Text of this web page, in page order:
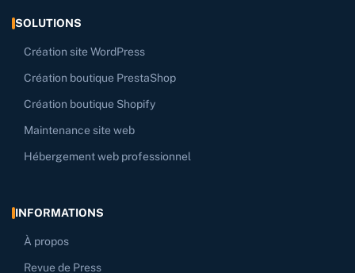
SOLUTIONS
Création site WordPress
Création boutique PrestaShop
Création boutique Shopify
Maintenance site web
Hébergement web professionnel
INFORMATIONS
À propos
Revue de Press